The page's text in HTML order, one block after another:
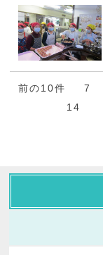
前の10件 7
14